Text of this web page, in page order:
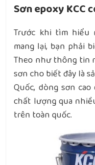
Sơn epoxy KCC
Trước khi tìm hiểu
mang lại, bạn phải
Theo như thông tin
sơn cho biết đây là
Quốc, dòng sơn
chất lượng qua
trên toàn quốc.